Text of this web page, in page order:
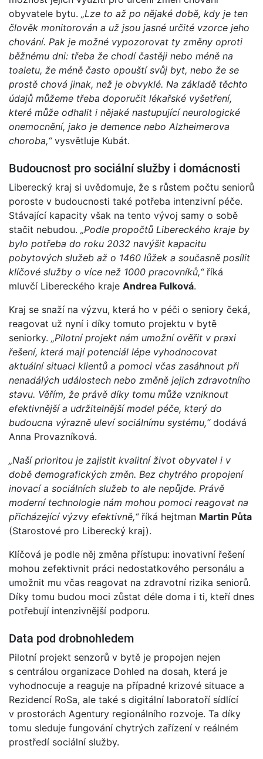
obyvatele bytu. „Lze to až po nějaké době, kdy je ten
člověk monitorován a už jsou jasné určité vzorce jeho
chování. Pak je možné vypozorovat ty změny oproti
běžnému dni: třeba že chodí častěji nebo méně na
toaletu, že méně často opouští svůj byt, nebo že se
prostě chová jinak, než je obvyklé. Na základě těchto
údajů můžeme třeba doporučit lékařské vyšetření,
které může odhalit i nějaké nastupující neurologické
onemocnění, jako je demence nebo Alzheimerova
choroba,“vysvětluje Kubát.
Budoucnost pro sociální služby i domácnosti
Liberecký kraj si uvědomuje, že s růstem počtu seniorů
poroste v budoucnosti také potřeba intenzivní péče.
Stávající kapacity však na tento vývoj samy o sobě
stačit nebudou. „Podle propočtů Libereckého kraje by
bylo potřeba do roku 2032 navýšit kapacitu
pobytových služeb až o 1460 lůžek a současně posílit
klíčové služby o více než 1000 pracovníků,“říká
mluvčí Libereckého kraje Andrea Fulková.
Kraj se snaží na výzvu, která ho v péči o seniory čeká,
reagovat už nyní i díky tomuto projektu v bytě
seniorky. „Pilotní projekt nám umožní ověřit v praxi
řešení, která mají potenciál lépe vyhodnocovat
aktuální situaci klientů a pomoci včas zasáhnout při
nenadálých událostech nebo změně jejich zdravotního
stavu. Věřím, že právě díky tomu může vzniknout
efektivnější a udržitelnější model péče, který do
budoucna výrazně uleví sociálnímu systému,“ dodává
Anna Provazníková.
„Naší prioritou je zajistit kvalitní život obyvatel i v
době demografických změn. Bez chytrého propojení
inovací a sociálních služeb to ale nepůjde. Právě
moderní technologie nám mohou pomoci reagovat na
přicházející výzvy efektivně,“říká hejtman Martin Půta
(Starostové pro Liberecký kraj).
Klíčová je podle něj změna přístupu: inovativní řešení
mohou zefektivnit práci nedostatkového personálu a
umožnit mu včas reagovat na zdravotní rizika seniorů.
Díky tomu budou moci zůstat déle doma i ti, kteří dnes
potřebují intenzivnější podporu.
Data pod drobnohledem
Pilotní projekt senzorů v bytě je propojen nejen
s centrálou organizace Dohled na dosah, která je
vyhodnocuje a reaguje na případné krizové situace a
Rezidencí RoSa, ale také s digitální laboratoří sídlící
v prostorách Agentury regionálního rozvoje. Ta díky
tomu sleduje fungování chytrých zařízení v reálném
prostředí sociální služby.